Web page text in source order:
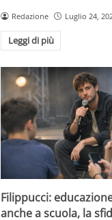
Redazione Luglio 24,
Leggi di più
Filippucci:
anche a scuola, la